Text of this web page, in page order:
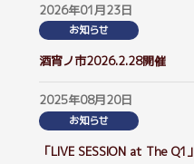
2026年01月23日
お知らせ
酒宵ノ市2026.2.28開催
2025年08月20日
お知らせ
「LIVE SESSION at The Q1」